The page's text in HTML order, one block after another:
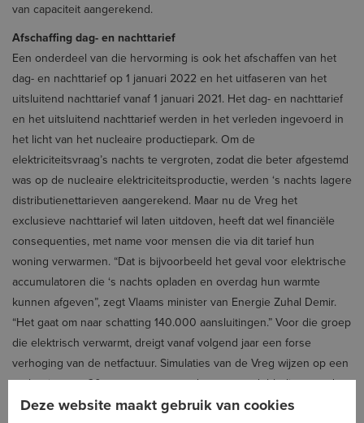
van capaciteit aangerekend.
Afschaffing dag- en nachttarief
Een onderdeel van die hervorming is ook het afschaffen van het
dag- en nachttarief op 1 januari 2022 en het uitfaseren van het
uitsluitend nachttarief vanaf 1 januari 2021. Het dag- en nachttarief
en het uitsluitend nachttarief werden in het verleden ingevoerd in
het licht van het nucleaire productiepark. Om de
elektriciteitsvraag’s nachts te vergroten, zodat die beter afgestemd
was op de nucleaire elektriciteitsproductie, werden ‘s nachts lagere
distributienettarieven aangerekend. Maar nu de Vreg het
exclusieve nachttarief wil laten uitdoven, heeft dat wel financiële
consequenties, met name voor mensen die via dit tarief hun
woning verwarmen. “Dat is bijvoorbeeld het geval voor elektrische
accumulatoren die ‘s nachts opladen en overdag hun warmte
kunnen afgeven”, zegt Vlaams minister van Energie Zuhal Demir.
“Het gaat om naar schatting 140.000 aansluitingen.” Voor die groep
die elektrisch verwarmt, dreigt vanaf volgend jaar een forse
verhoging van de netfactuur. Simulaties van de Vreg wijzen op een
verhoging van 30 procent tot meer dan een verdubbeling van de
nettarieven voor bijna de helft.
Deze website maakt gebruik van cookies